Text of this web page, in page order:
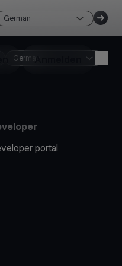
German
Anmelden
German
portal